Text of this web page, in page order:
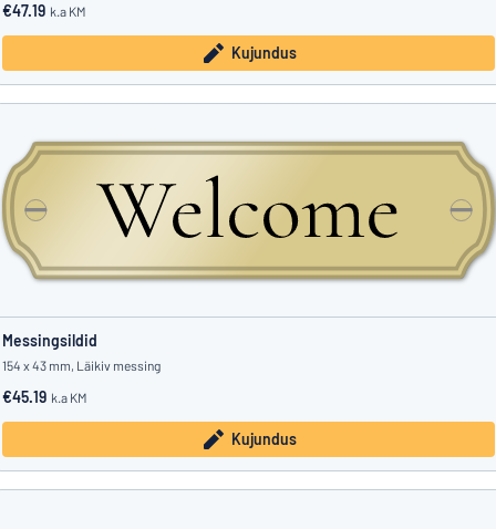
€47.19 k.a KM
Kujundus
Messingsildid
154 x 43 mm, Läikiv messing
€45.19 k.a KM
Kujundus